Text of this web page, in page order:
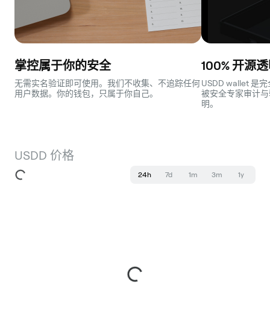
掌控属于你的安全
无需实名验证即可使用。我们不收集、不追踪任何
用户数据。你的钱包，只属于你自己。
100% 开源
USDD wallet 是
被安全专家审计
明。
USDD 价格
24h 7d 1m 3m 1y